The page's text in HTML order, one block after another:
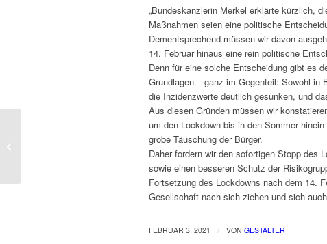
„Bundeskanzlerin Merkel erklärte kürzlich,
Maßnahmen seien eine politische
Dementsprechend müssen wir davon
14. Februar hinaus eine rein politische
Denn für eine solche Entscheidung gibt es
Grundlagen – ganz im Gegenteil: Sowohl in
die Inzidenzwerte deutlich gesunken, und
Aus diesen Gründen müssen wir
um den Lockdown bis in den Sommer
grobe Täuschung der Bürger.
Daher fordern wir den sofortigen Stopp des
sowie einen besseren Schutz der
Fortsetzung des Lockdowns nach dem 14.
Gesellschaft nach sich ziehen und sich
FEBRUAR 3, 2021 / VON GESTALTER
geeignet: WHO entzieht Corona-